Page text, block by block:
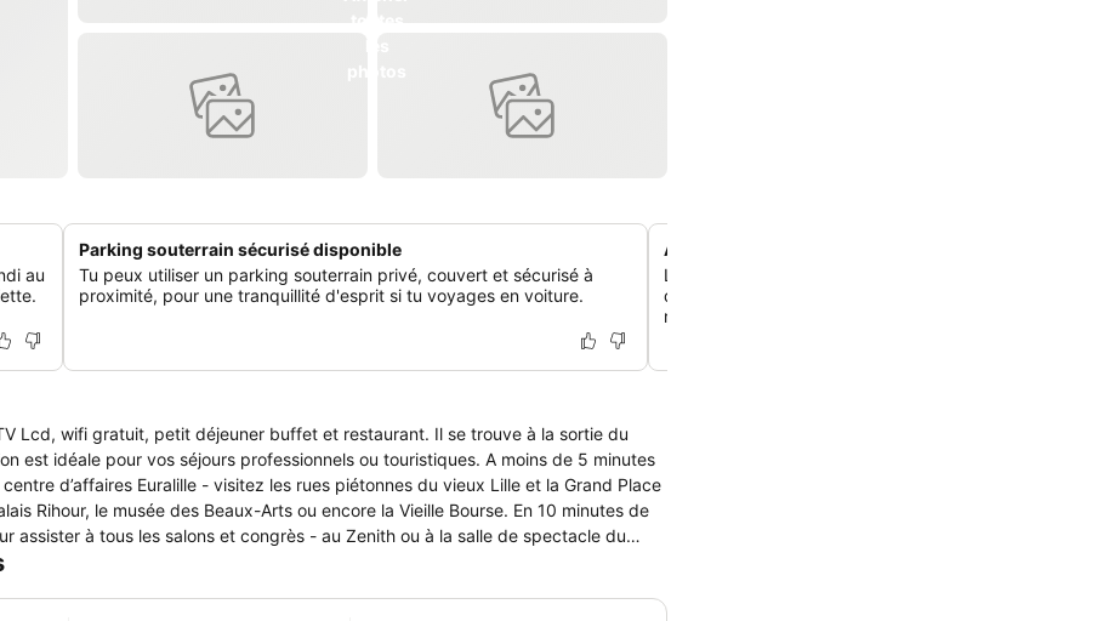
au
Parking souterrain sécurisé disponible
Tu peux utiliser un parking souterrain privé, couvert et sécurisé à
proximité, pour une tranquillité d'esprit si tu voyages en voiture.
Accès direct au métro juste devant l'hôtel
L'hôtel est à une minute à pied de la station de métro
qui te permet de te déplacer facilement dans Lille et
rapidement au centre-ville.
Lcd, wifi gratuit, petit déjeuner buffet et restaurant. Il se trouve à la sortie du